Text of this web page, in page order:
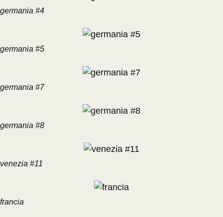
germania #4
germania #5
germania #7
germania #8
venezia #11
francia